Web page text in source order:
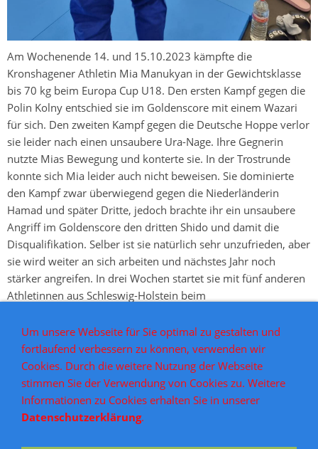
Am Wochenende 14. und 15.10.2023 kämpfte die
Kronshagener Athletin Mia Manukyan in der Gewichtsklasse
bis 70 kg beim Europa Cup U18. Den ersten Kampf gegen die
Polin Kolny entschied sie im Goldenscore mit einem Wazari
für sich. Den zweiten Kampf gegen die Deutsche Hoppe verlor
sie leider nach einen unsaubere Ura-Nage. Ihre Gegnerin
nutzte Mias Bewegung und konterte sie. In der Trostrunde
konnte sich Mia leider auch nicht beweisen. Sie dominierte
den Kampf zwar überwiegend gegen die Niederländerin
Hamad und später Dritte, jedoch brachte ihr ein unsaubere
Angriff im Goldenscore den dritten Shido und damit die
Disqualifikation. Selber ist sie natürlich sehr unzufrieden, aber
sie wird weiter an sich arbeiten und nächstes Jahr noch
stärker angreifen. In drei Wochen startet sie mit fünf anderen
Athletinnen aus Schleswig-Holstein beim
bereits zeigen, dass sie aus ihren "Fehlern" gelernt hat!
"Ich bin dennoch zufrieden und glaube an dich. Ich werde dich
und alle anderen Athletinnen unterstützen, so gut ich kann!",
sagt Landestrainerin Hanna Thimsen.
Bild und Bericht: Hanna Thimsen
Um unsere Webseite für Sie optimal zu gestalten und
fortlaufend verbessern zu können, verwenden wir
Cookies. Durch die weitere Nutzung der Webseite
stimmen Sie der Verwendung von Cookies zu. Weitere
Informationen zu Cookies erhalten Sie in unserer
Datenschutzerklärung.